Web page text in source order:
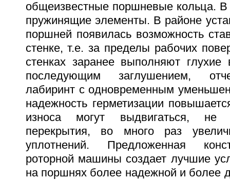
общеизвестные поршневые кольца.
пружинящие элементы. В районе
поршней появилась возможность
стенке, т.е. за пределы рабочих
стенках заранее выполняют
последующим заглушением,
лабиринт с одновременным
надежность герметизации
износа могут выдвигаться, не
перекрытия, во много раз
уплотнений. Предложенная
роторной машины создает лучшие
на поршнях более надежной и более